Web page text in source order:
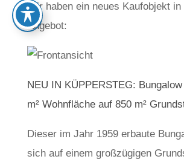
Wir haben ein neues Kaufobjekt in
Angebot:
NEU IN KÜPPERSTEG:
m² Wohnfläche auf 850 m²
Dieser im Jahr 1959 erbaute
sich auf einem großzügigen